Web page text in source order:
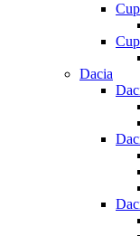
Dacia